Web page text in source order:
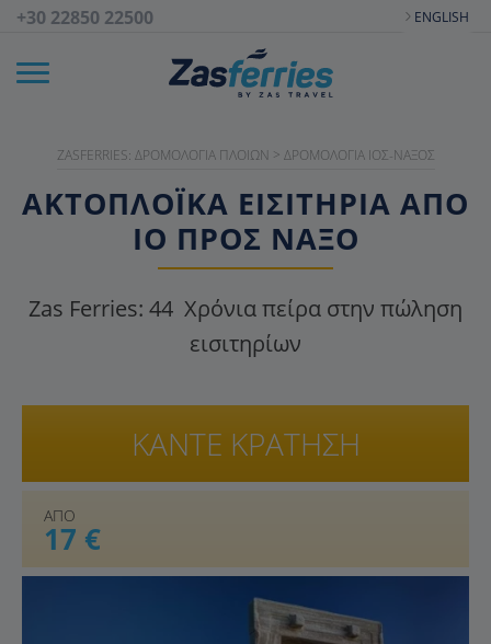
+30 22850 22500 ENGLISH
ZASFERRIES: ΔΡΟΜΟΛΌΓΙΑ ΠΛΟΊΩΝ > ΔΡΟΜΟΛΌΓΙΑ ΊΟΣ-ΝΆΞΟΣ
ΑΚΤΟΠΛΟΪΚΑ ΕΙΣΙΤΉΡΙΑ ΑΠΌ
ΊΟ ΠΡΟΣ ΝΆΞΟ
Zas Ferries: 44 Χρόνια πείρα στην πώληση
εισιτηρίων
ΑΠΟ
17 €
ΚΑΝΤΕ ΚΡΑΤΗΣΗ